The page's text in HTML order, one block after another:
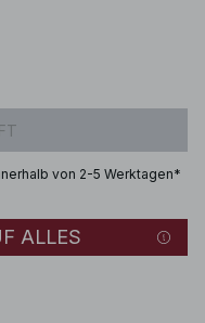
von 2-5 Werktagen*
ALLES